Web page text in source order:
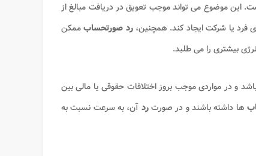
این موضوع می تواند موجب تعویق در دریافت مبالغ از
فرد یا شرکت ایجاد کند. همچنین،رد صورتحسابممکن
بیشتری را می طلبد.
و در مواردی موجب بروز اختلافات حقوقی یا مالی بین
ها داشته باشند و در صورترد آن، به سرعت نسبت به